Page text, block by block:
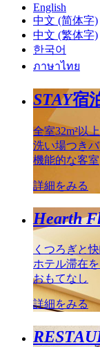
English
中文 (简体字)
中文 (繁体字)
한국어
ภาษาไทย
STAY宿
全室32m²以
洗い場つき
機能的な客室
詳細をみる
Hearth
くつろぎと
ホテル滞在
おもてなし
詳細をみる